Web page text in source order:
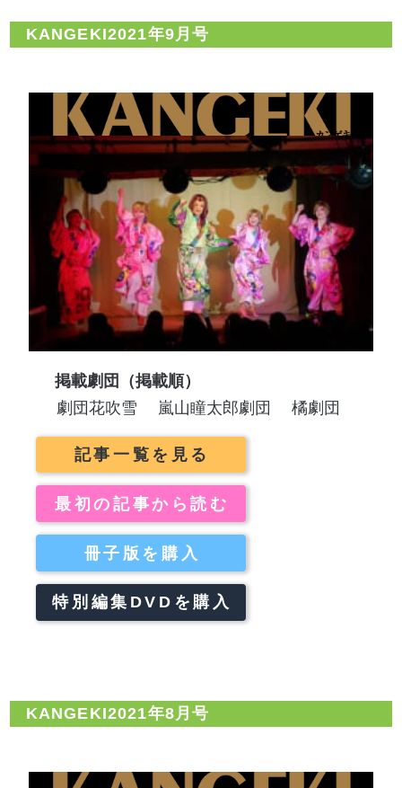
KANGEKI2021年9月号
掲載劇団（掲載順）
劇団花吹雪
嵐山瞳太郎劇団 橘劇団
記事一覧を見る
最初の記事から読む
冊子版を購入
特別編集DVDを購入
KANGEKI2021年8月号